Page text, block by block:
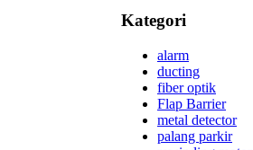
Kategori
alarm
ducting
fiber optik
Flap Barrier
metal detector
palang parkir